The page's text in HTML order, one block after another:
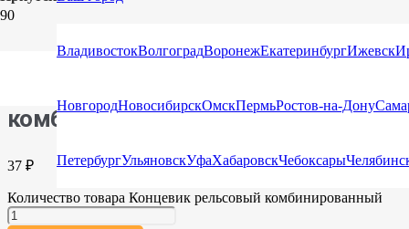
ВладивостокВолгоградВоронежЕкатеринбургИжевск
НовгородНовосибирскОмскПермьРостов-на-Дону
ПетербургУльяновскУфаХабаровскЧебоксары
стяжных ремней/ Концевик рельсовый комбинированный
комбинированный
37 ₽
Количество товара Концевик рельсовый комбинированный